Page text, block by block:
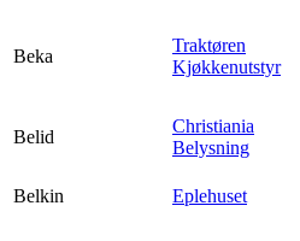
Beka
Traktøren
Kjøkkenutstyr
Belid
Christiania
Belysning
Belkin Eplehuset